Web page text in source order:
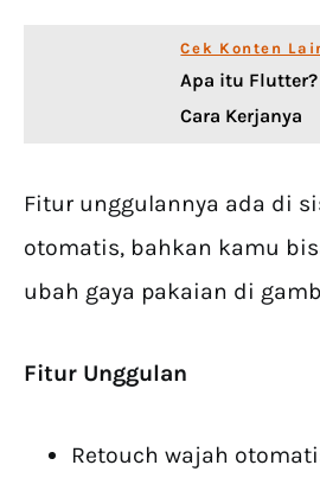
Cek Konten
Apa itu
Cara Kerjanya
Fitur unggulannya ada di
otomatis, bahkan kamu
ubah gaya pakaian di
Fitur Unggulan
Retouch wajah